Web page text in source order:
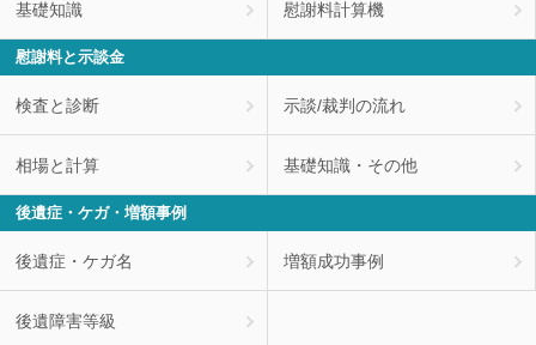
基礎知識 慰謝料計算機
慰謝料と示談金
検査と診断 示談/裁判の流れ
相場と計算 基礎知識・その他
後遺症・ケガ・増額事例
後遺症・ケガ名 増額成功事例
後遺障害等級